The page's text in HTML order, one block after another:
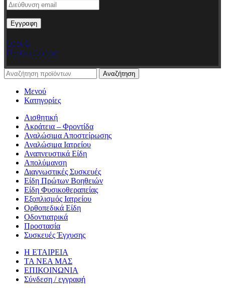
Όροι &
Προϋποθέσεις
Αναζήτηση
Μενού
Κατηγορίες
Αισθητική
Ακράτεια – Φροντίδα
Αναλώσιμα Αποστείρωσης
Αναλώσιμα Ιατρείου
Αναπνευστικά Είδη
Απολύμανση
Διαγνωστικές Συσκευές
Είδη Πρώτων Βοηθειών
Είδη Φυσικοθεραπείας
Εξοπλισμός Ιατρείου
Ορθοπεδικά Είδη
Οδοντιατρικά
Προστασία
Συσκευές Έγχυσης
Η ΕΤΑΙΡΕΙΑ
ΤΑ ΝΕΑ ΜΑΣ
ΕΠΙΚΟΙΝΩΝΙΑ
Σύνδεση / εγγραφή